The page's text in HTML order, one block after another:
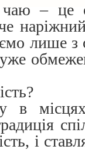
чаю – це
лише з
в
і